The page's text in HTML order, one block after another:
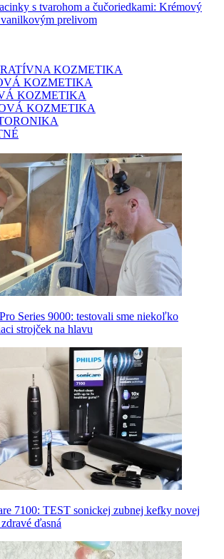
s tvarohom a čučoriedkami: Krémový
vanilkovým prelivom
KOZMETIKA
KOZMETIKA
KOZMETIKA
KOZMETIKA
Series 9000: testovali sme niekoľko
strojček na hlavu
7100: TEST sonickej zubnej kefky novej
ďasná